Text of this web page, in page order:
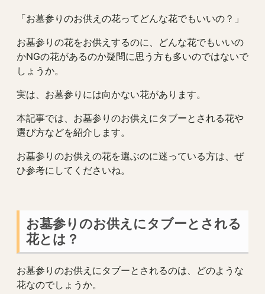
「お墓参りのお供えの花ってどんな花でもいいの？」
お墓参りの花をお供えするのに、どんな花でもいいの
かNGの花があるのか疑問に思う方も多いのではないで
しょうか。
実は、お墓参りには向かない花があります。
本記事では、お墓参りのお供えにタブーとされる花や
選び方などを紹介します。
お墓参りのお供えの花を選ぶのに迷っている方は、ぜ
ひ参考にしてくださいね。
お墓参りのお供えにタブーとされる
花とは？
お墓参りのお供えにタブーとされるのは、どのような
花なのでしょうか。